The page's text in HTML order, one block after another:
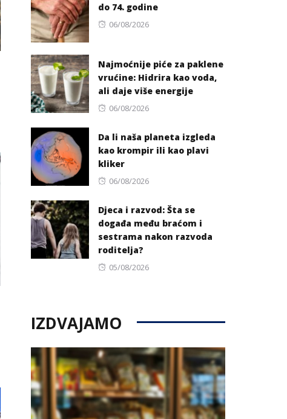
do 74. godine
Posted
06/08/2026
Najmoćnije piće za paklene
vrućine: Hidrira kao voda,
ali daje više energije
Posted
06/08/2026
Da li naša planeta izgleda
kao krompir ili kao plavi
kliker
Posted
06/08/2026
Djeca i razvod: Šta se
događa među braćom i
sestrama nakon razvoda
roditelja?
Posted
05/08/2026
IZDVAJAMO